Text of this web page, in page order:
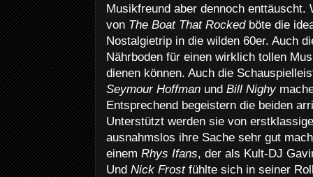
Musikfreund aber dennoch
von The Boat That Rockedböte die
Nostalgietrip in die wilden 60er. Auch
Nährboden für einen wirklich tollen
dienen können. Auch die
Seymour Hoffman und Bill Nighy
Entsprechend begeistern die beiden
Unterstützt werden sie von
ausnahmslos ihre Sache sehr gut
einem Rhys Ifans, der als Kult-DJ
Und Nick Frostfühlte sich in seiner